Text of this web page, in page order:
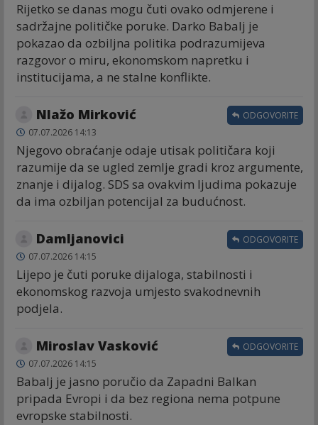
Rijetko se danas mogu čuti ovako odmjerene i
sadržajne političke poruke. Darko Babalj je
pokazao da ozbiljna politika podrazumijeva
razgovor o miru, ekonomskom napretku i
institucijama, a ne stalne konflikte.
Nlažo Mirković
07.07.2026 14:13
Njegovo obraćanje odaje utisak političara koji
razumije da se ugled zemlje gradi kroz argumente,
znanje i dijalog. SDS sa ovakvim ljudima pokazuje
da ima ozbiljan potencijal za budućnost.
ODGOVORITE
Damljanovici
07.07.2026 14:15
Lijepo je čuti poruke dijaloga, stabilnosti i
ekonomskog razvoja umjesto svakodnevnih
podjela.
ODGOVORITE
Miroslav Vasković
07.07.2026 14:15
Babalj je jasno poručio da Zapadni Balkan
pripada Evropi i da bez regiona nema potpune
evropske stabilnosti.
ODGOVORITE